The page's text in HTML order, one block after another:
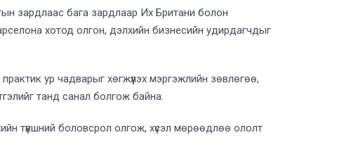
зардлаас бага зардлаар Их Британи болон
хотод олгон, дэлхийн бизнесийн удирдагчдыг
ур чадварыг хөгжүүлэх мэргэжлийн зөвлөгөө,
танд санал болгож байна.
түвшний боловсрол олгож, хүсэл мөрөөдлөө ололт